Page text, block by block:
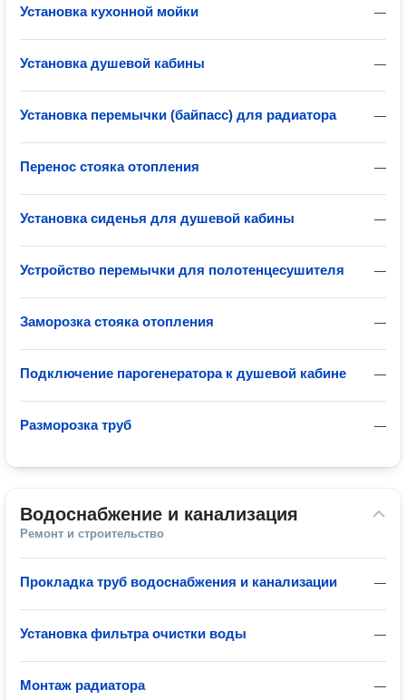
—
Установка кухонной мойки
—
Установка душевой кабины
—
Установка перемычки (байпасс) для радиатора
—
Перенос стояка отопления
—
Установка сиденья для душевой кабины
—
Устройство перемычки для полотенцесушителя
—
Заморозка стояка отопления
—
Подключение парогенератора к душевой кабине
—
Разморозка труб
Водоснабжение и канализация
Ремонт и строительство
—
Прокладка труб водоснабжения и канализации
—
Установка фильтра очистки воды
—
Монтаж радиатора